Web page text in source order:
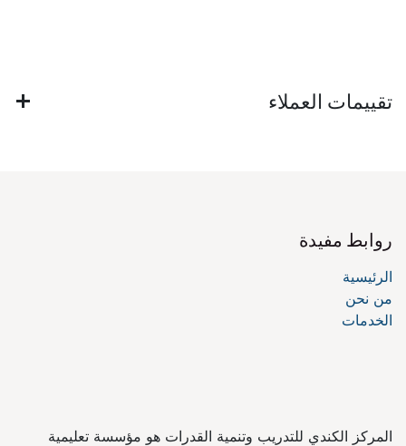
تقييمات العملاء
روابط مفيدة
الرئيسية
من نحن
الخدمات
المركز الكندي للتدريب وتنمية القدرات هو مؤسسة تعليمية